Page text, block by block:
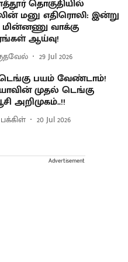
தொகுதியில்
மனு எதிரொலி: இன்று
மின்னணு வாக்கு
ஆய்வு!
29 Jul 2026
பயம் வேண்டாம்!
முதல் டெங்கு
அறிமுகம்..!!
20 Jul 2026
Advertisement